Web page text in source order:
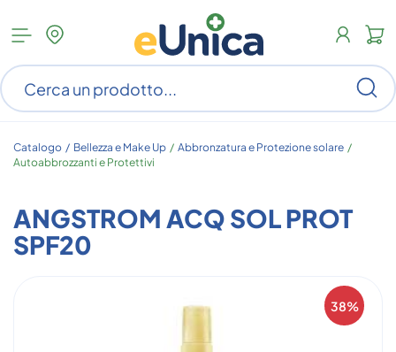
Apri
menu
categorie
Catalogo / Bellezza e Make Up / Abbronzatura e Protezione solare /
Autoabbrozzanti e Protettivi
ANGSTROM ACQ SOL PROT
SPF20
38%